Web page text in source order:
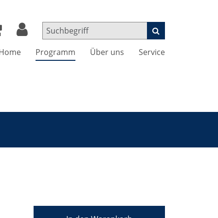
Programm Über uns Service